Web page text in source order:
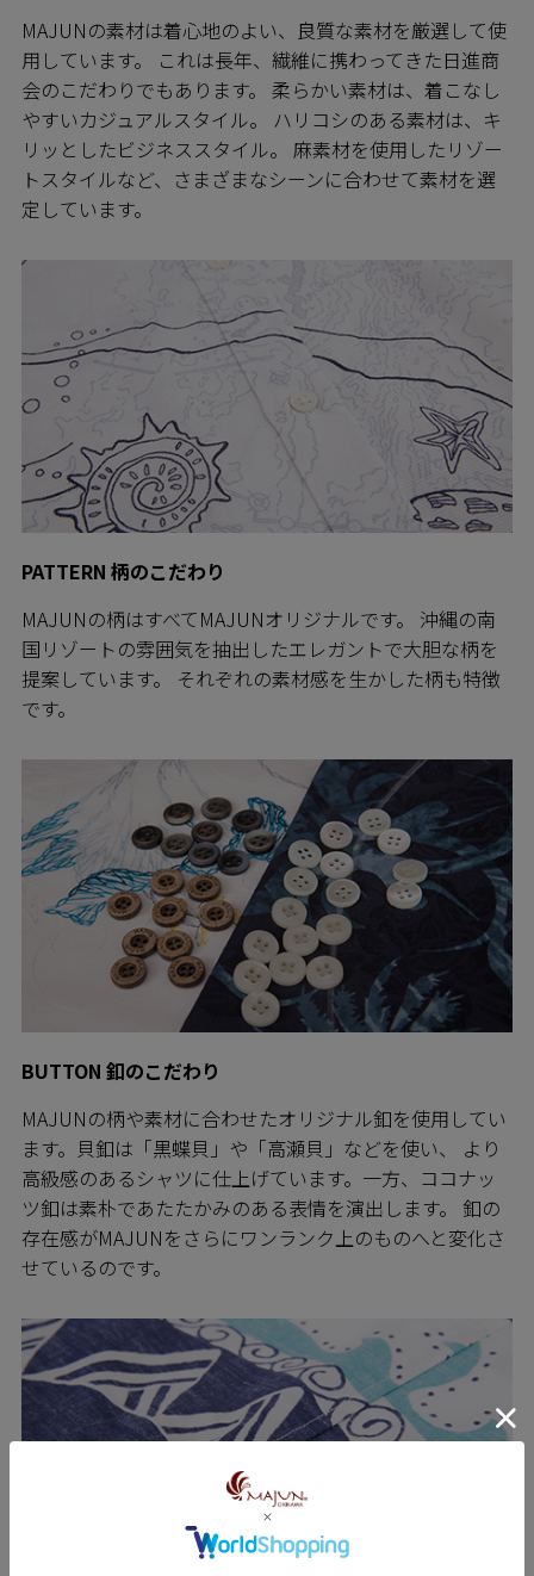
MAJUNの素材は着心地のよい、良質な素材を厳選して使
用しています。 これは長年、繊維に携わってきた日進商
会のこだわりでもあります。 柔らかい素材は、着こなし
やすいカジュアルスタイル。 ハリコシのある素材は、キ
リッとしたビジネススタイル。 麻素材を使用したリゾー
トスタイルなど、さまざまなシーンに合わせて素材を選
定しています。
PATTERN 柄のこだわり
MAJUNの柄はすべてMAJUNオリジナルです。 沖縄の南
国リゾートの雰囲気を抽出したエレガントで大胆な柄を
提案しています。 それぞれの素材感を生かした柄も特徴
です。
BUTTON 釦のこだわり
MAJUNの柄や素材に合わせたオリジナル釦を使用してい
ます。貝釦は「黒蝶貝」や「高瀬貝」などを使い、 より
高級感のあるシャツに仕上げています。一方、ココナッ
ツ釦は素朴であたたかみのある表情を演出します。 釦の
存在感がMAJUNをさらにワンランク上のものへと変化さ
せているのです。